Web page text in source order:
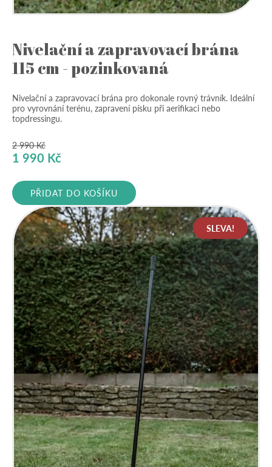
Nivelační a zapravovací brána
115 cm - pozinkovaná
Nivelační a zapravovací brána pro dokonale rovný trávník. Ideální
pro vyrovnání terénu, zapravení písku při aerifikaci nebo
topdressingu.
2 990Kč
Původní
byla:
2
990 Kč.
1 990 Kč
je:
1
990 Kč.
PŘIDAT DO KOŠÍKU
SLEVA!